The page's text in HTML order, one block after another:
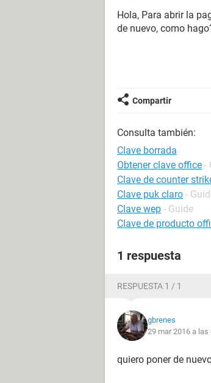
Hola, Para abrir la
de nuevo, como
Compartir
Consulta también:
Clave borrada
Obtener clave office -
Clave de counter
Clave puk claro -
Clave wep - Guide
Clave de producto
1 respuesta
RESPUESTA 1 / 1
gbrenes
29 mar 2016 a las
quiero poner de